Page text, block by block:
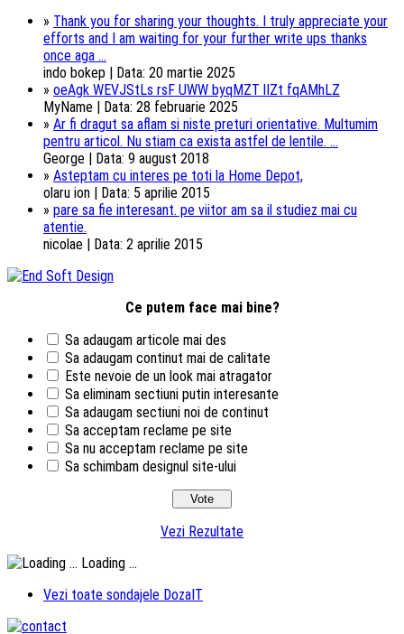
» Thank you for sharing your thoughts. I truly appreciate your
efforts and I am waiting for your further write ups thanks
once aga ...
indo bokep | Data: 20 martie 2025
» oeAgk WEVJStLs rsF UWW byqMZT lIZt fqAMhLZ
MyName | Data: 28 februarie 2025
» Ar fi dragut sa aflam si niste preturi orientative. Multumim
pentru articol. Nu stiam ca exista astfel de lentile. ...
George | Data: 9 august 2018
» Asteptam cu interes pe toti la Home Depot,
olaru ion | Data: 5 aprilie 2015
» pare sa fie interesant. pe viitor am sa il studiez mai cu
atentie.
nicolae | Data: 2 aprilie 2015
Ce putem face mai bine?
Sa adaugam articole mai des
Sa adaugam continut mai de calitate
Este nevoie de un look mai atragator
Sa eliminam sectiuni putin interesante
Sa adaugam sectiuni noi de continut
Sa acceptam reclame pe site
Sa nu acceptam reclame pe site
Sa schimbam designul site-ului
Vezi Rezultate
Loading ...
Vezi toate sondajele DozaIT